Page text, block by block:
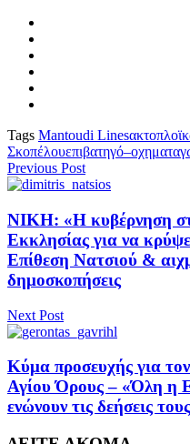
Tags Mantoudi Lines
Σκοπέλου
Previous Post
ΝΙΚΗ: «Η κυβέρνηση
Εκκλησίας για να
Επίθεση Νατσιού &
δημοσκοπήσεις
Next Post
Κύμα προσευχής για
Αγίου Όρους – «Όλη η
ενώνουν τις δεήσεις